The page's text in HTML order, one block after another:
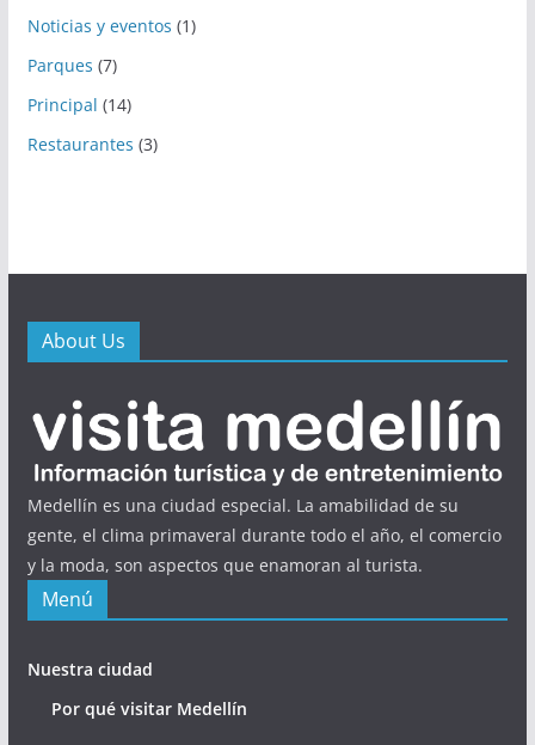
Noticias y eventos (1)
Parques (7)
Principal (14)
Restaurantes (3)
About Us
Medellín es una ciudad especial. La amabilidad de su
gente, el clima primaveral durante todo el año, el comercio
y la moda, son aspectos que enamoran al turista.
Menú
Nuestra ciudad
Por qué visitar Medellín